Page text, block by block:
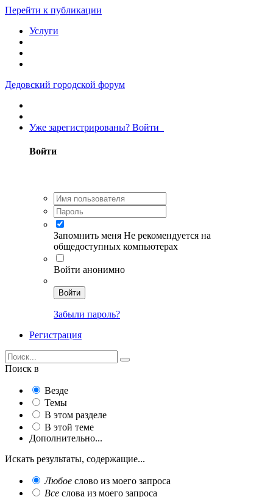
Перейти к публикации
Услуги
Дедовский городской форум
Уже зарегистрированы? Войти
Войти
Запомнить меня Не рекомендуется на
общедоступных компьютерах
Войти анонимно
Войти
Забыли пароль?
Регистрация
Поиск в
Везде
Темы
В этом разделе
В этой теме
Дополнительно...
Искать результаты, содержащие...
Любое слово из моего запроса
Все слова из моего запроса